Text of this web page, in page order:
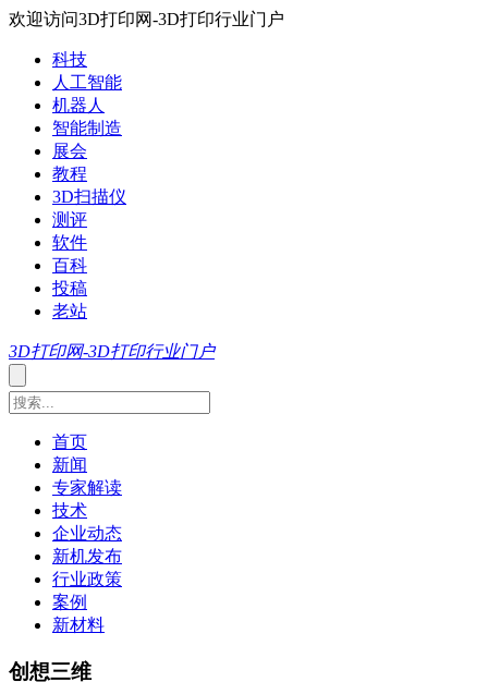
欢迎访问3D打印网-3D打印行业门户
科技
人工智能
机器人
智能制造
展会
教程
3D扫描仪
测评
软件
百科
投稿
老站
3D打印网-3D打印行业门户
首页
新闻
专家解读
技术
企业动态
新机发布
行业政策
案例
新材料
创想三维